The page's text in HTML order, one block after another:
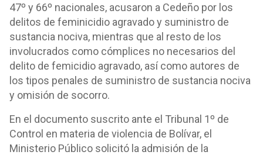
47º y 66º nacionales, acusaron a Cedeño por los
delitos de feminicidio agravado y suministro de
sustancia nociva, mientras que al resto de los
involucrados como cómplices no necesarios del
delito de femicidio agravado, así como autores de
los tipos penales de suministro de sustancia nociva
y omisión de socorro.
En el documento suscrito ante el Tribunal 1º de
Control en materia de violencia de Bolívar, el
Ministerio Público solicitó la admisión de la